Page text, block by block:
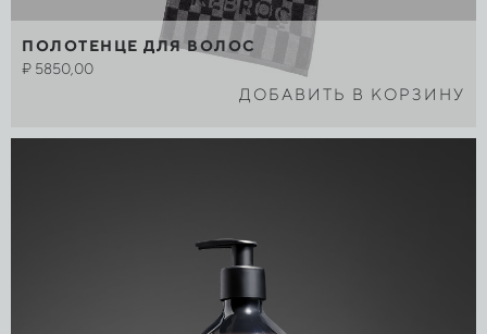
ПОЛОТЕНЦЕ ДЛЯ ВОЛОС
₽ 5850,00
ДОБАВИТЬ В КОРЗИНУ